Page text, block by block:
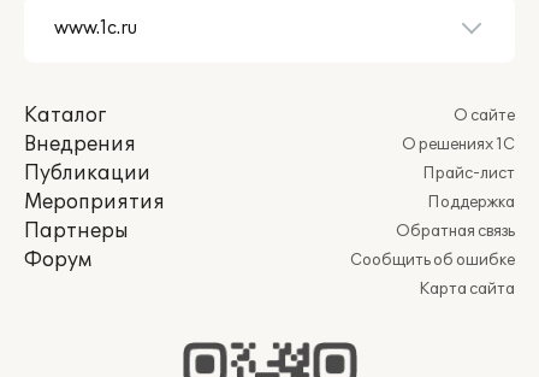
Каталог
Внедрения
Публикации
Мероприятия
Партнеры
Форум
О сайте
О решениях 1С
Прайс-лист
Поддержка
Обратная связь
Сообщить об ошибке
Карта сайта